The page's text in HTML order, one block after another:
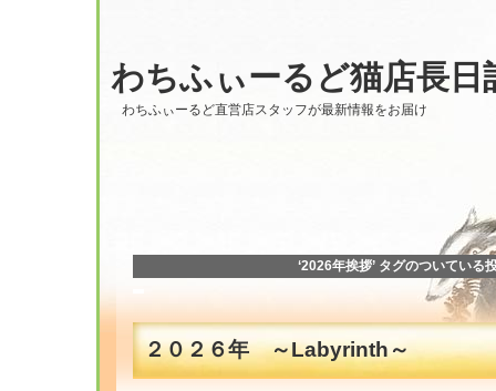
わちふぃーるど猫店長日
わちふぃーるど直営店スタッフが最新情報をお届け
‘2026年挨拶’ タグのついている
２０２６年 ～Labyrinth～